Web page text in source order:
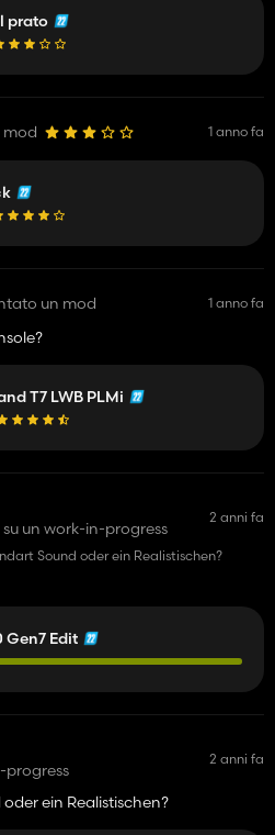
prato
mod 1 anno fa
un mod 1 anno fa
T7 LWB PLMi
un work-in-progress
2 anni fa
Sound oder ein Realistischen?
Gen7 Edit
2 anni fa
ein Realistischen?